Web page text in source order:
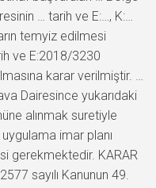
… tarih ve E:…, K:…
temyiz edilmesi
ve E:2018/3230
karar verilmiştir. …
Dairesince yukarıdaki
alınmak suretiyle
imar planı
gerekmektedir. KARAR
sayılı Kanunun 49.